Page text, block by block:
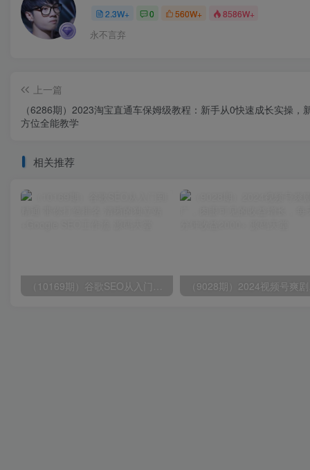
2.3W+ 0 560W+ 8586W+
永不言弃
上一篇
（6286期）2023淘宝直通车保姆级教程：新手从0快速成长实操，
方位全能教学
相关推荐
（10169期）谷歌SEO从入门到精通 带你打造排名 清晰的独立站+Google SEO工作流